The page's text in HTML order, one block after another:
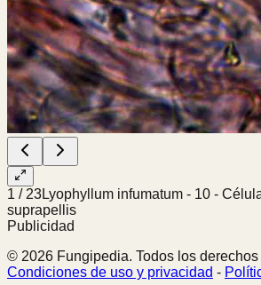
1 / 23Lyophyllum infumatum - 10 -
suprapellis
Publicidad
© 2026 Fungipedia. Todos los derechos
Condiciones de uso y privacidad -